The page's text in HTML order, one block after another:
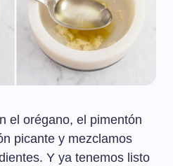
el orégano, el pimentón
picante y mezclamos
Y ya tenemos listo